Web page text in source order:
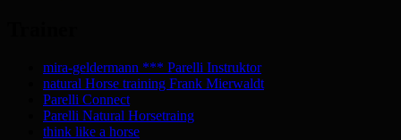
mira-geldermann *** Parelli Instruktor
natural Horse training Frank Mierwaldt
Parelli Connect
Parelli Natural Horsetraing
think like a horse